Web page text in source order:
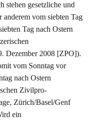
stehen gesetzliche und
vom siebten Tag
Tag nach Ostern
Dezember 2008 [ZPO]).
vom Sonntag vor
nach Ostern
Zivilpro-
Zürich/Basel/Genf
ein